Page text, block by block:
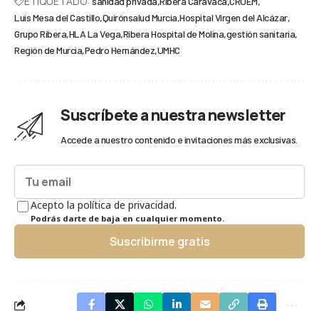
Luis Mesa del Castillo Quirónsalud Murcia Hospital Virgen del Alcázar
Grupo Ribera HLA La Vega Ribera Hospital de Molina gestión sanitaria
Región de Murcia Pedro Hernández UMHC
Suscríbete a nuestra newsletter
Accede a nuestro contenido e invitaciones más exclusivas.
Acepto la política de privacidad.
Podrás darte de baja en cualquier momento.
Suscribirme gratis